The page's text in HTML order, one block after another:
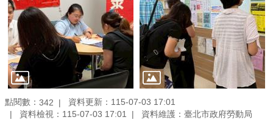
點閱數： 342
資料更新：115-07-03 17:01
資料檢視：115-07-03 17:01
資料維護：臺北市政府勞動局